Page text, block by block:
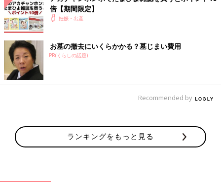
倍【期間限定】
妊娠・出産
お墓の撤去にいくらかかる？墓じまい費用
PR(くらしの話題)
Recommended by
ランキングをもっと見る